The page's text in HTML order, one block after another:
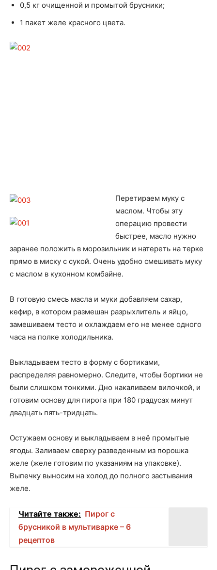
0,5 кг очищенной и промытой брусники;
1 пакет желе красного цвета.
Перетираем муку с
маслом. Чтобы эту
операцию провести
быстрее, масло нужно
заранее положить в морозильник и натереть на терке
прямо в миску с сукой. Очень удобно смешивать муку
с маслом в кухонном комбайне.
В готовую смесь масла и муки добавляем сахар,
кефир, в котором размешан разрыхлитель и яйцо,
замешиваем тесто и охлаждаем его не менее одного
часа на полке холодильника.
Выкладываем тесто в форму с бортиками,
распределяя равномерно. Следите, чтобы бортики не
были слишком тонкими. Дно накаливаем вилочкой, и
готовим основу для пирога при 180 градусах минут
двадцать пять-тридцать.
Остужаем основу и выкладываем в неё промытые
ягоды. Заливаем сверху разведенным из порошка
желе (желе готовим по указаниям на упаковке).
Выпечку выносим на холод до полного застывания
желе.
Читайте также: Пирог с
брусникой в мультиварке – 6
рецептов